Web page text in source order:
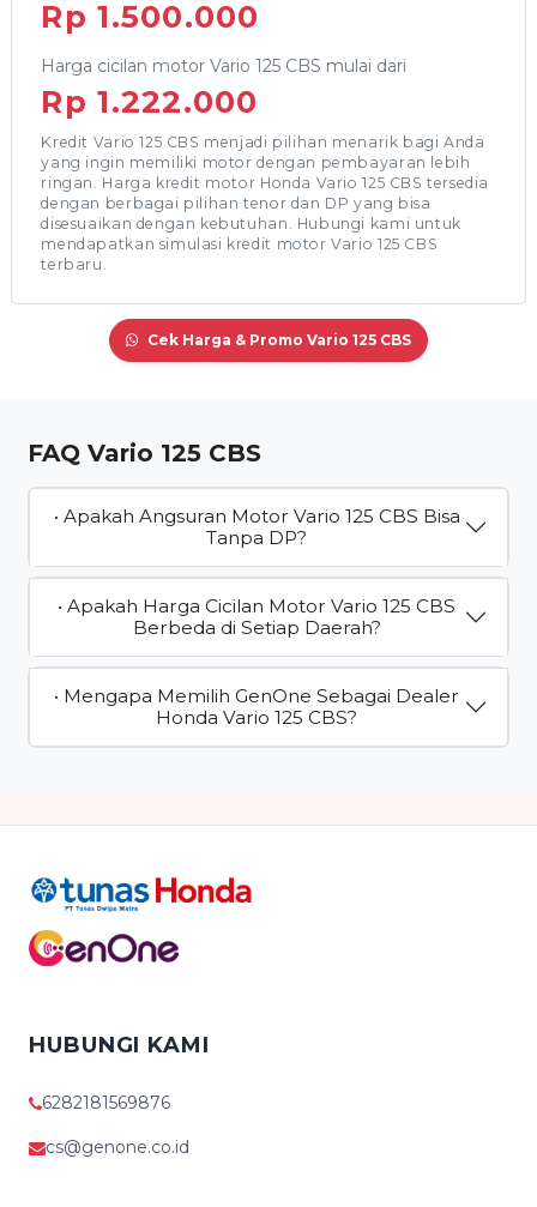
Rp 1.500.000
Harga cicilan motor Vario 125 CBS mulai dari
Rp 1.222.000
Kredit Vario 125 CBS menjadi pilihan menarik bagi Anda
yang ingin memiliki motor dengan pembayaran lebih
ringan. Harga kredit motor Honda Vario 125 CBS tersedia
dengan berbagai pilihan tenor dan DP yang bisa
disesuaikan dengan kebutuhan. Hubungi kami untuk
mendapatkan simulasi kredit motor Vario 125 CBS
terbaru.
Cek Harga & Promo Vario 125 CBS
FAQ Vario 125 CBS
• Apakah Angsuran Motor Vario 125 CBS Bisa
Tanpa DP?
• Apakah Harga Cicilan Motor Vario 125 CBS
Berbeda di Setiap Daerah?
• Mengapa Memilih GenOne Sebagai Dealer
Honda Vario 125 CBS?
HUBUNGI KAMI
6282181569876
cs@genone.co.id